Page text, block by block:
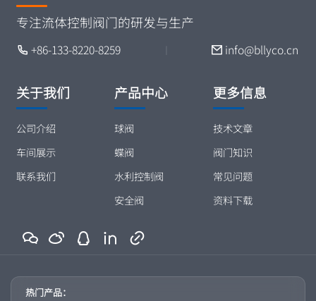
专注流体控制阀门的研发与生产
+86-133-8220-8259 info@bllyco.cn
关于我们
公司介绍
车间展示
联系我们
产品中心
球阀
蝶阀
水利控制阀
安全阀
更多信息
技术文章
阀门知识
常见问题
资料下载
热门产品：